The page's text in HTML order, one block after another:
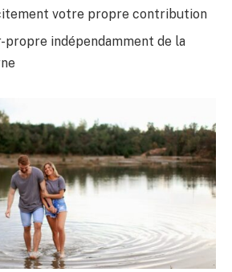
votre propre contribution
propre indépendamment de la